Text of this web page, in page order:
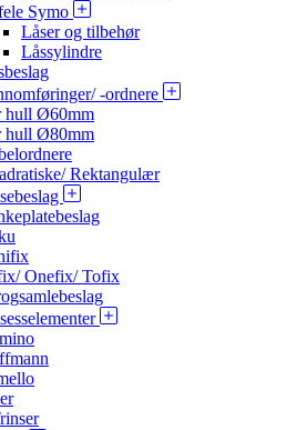
Symo
Låser og tilbehør
Låssylindre
-ordnere
hull Ø60mm
hull Ø80mm
Rektangulær
Onefix/ Tofix